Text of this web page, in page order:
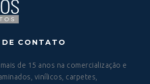
DE CONTATO
de 15 anos na comercialização e
vinílicos, carpetes,